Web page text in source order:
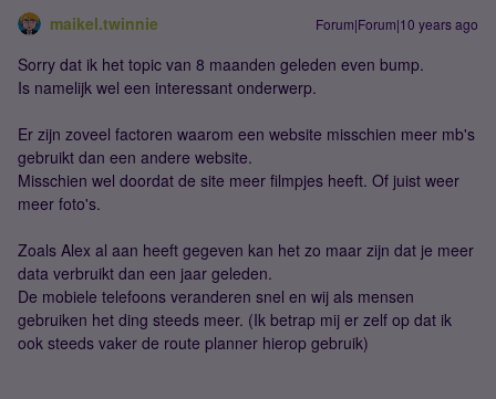
maikel.twinnie Forum|Forum|10 years ago
Sorry dat ik het topic van 8 maanden geleden even bump.
Is namelijk wel een interessant onderwerp.
Er zijn zoveel factoren waarom een website misschien meer mb's
gebruikt dan een andere website.
Misschien wel doordat de site meer filmpjes heeft. Of juist weer
meer foto's.
Zoals Alex al aan heeft gegeven kan het zo maar zijn dat je meer
data verbruikt dan een jaar geleden.
De mobiele telefoons veranderen snel en wij als mensen
gebruiken het ding steeds meer. (Ik betrap mij er zelf op dat ik
ook steeds vaker de route planner hierop gebruik)